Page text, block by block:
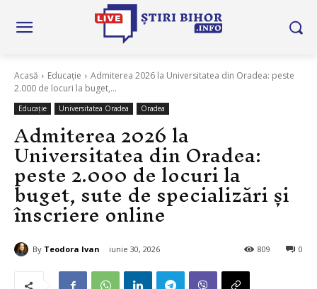
Acasă Educație
Admiterea 2026 la Universitatea din Oradea: peste
2.000 de locuri la buget,...
Educație Universitatea Oradea Oradea
Admiterea 2026 la
Universitatea din Oradea:
peste 2.000 de locuri la
buget, sute de specializări și
înscriere online
By Teodora Ivan iunie 30, 2026 0
809